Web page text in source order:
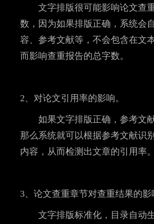
文字排版很可能影响论文查
数，因为如果排版正确，系统会
容、参考文献等，不会包含在文
而影响查重报告的总字数。
2、对论文引用率的影响。
如果文字排版正确，参考文献
那么系统就可以根据参考文献识
内容，从而检测出文章的引用率。
3、论文查重章节对查重结果的影
文字排版标准化，目录自动